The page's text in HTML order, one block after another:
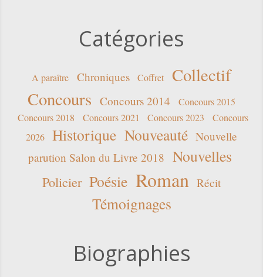
Catégories
A paraître Chroniques Coffret
Collectif
Concours Concours 2014
Concours 2015
Concours 2018
Concours 2021 Concours 2023
Concours
2026
Historique Nouveauté Nouvelle
parution Salon du Livre 2018 Nouvelles
Policier Poésie Roman Récit
Témoignages
Biographies